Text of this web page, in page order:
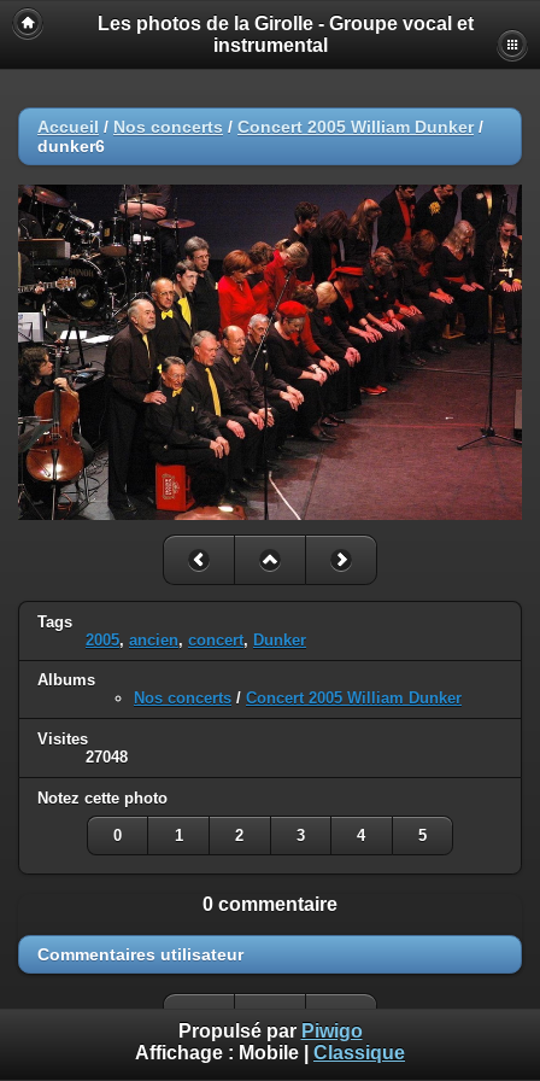
Les photos de la Girolle - Groupe vocal et
instrumental
Accueil / Nos concerts / Concert 2005 William Dunker/
dunker6
Tags
2005, ancien, concert, Dunker
Albums
Nos concerts / Concert 2005 William Dunker
Visites
27048
Notez cette photo
0 1 2 3 4 5
0 commentaire
Commentaires utilisateur
Propulsé par Piwigo
Affichage : Mobile Classique